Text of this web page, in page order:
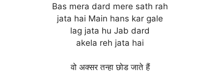
Bas mera dard mere sath rah
jata hai Main hans kar gale
lag jata hu Jab dard
akela reh jata hai
वो अक्सर तन्हा छोड जाते हैं